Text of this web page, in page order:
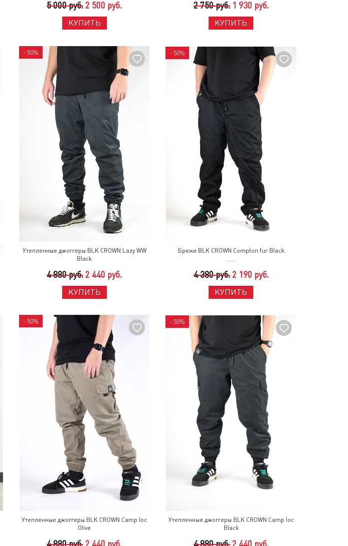
5 000 руб. 2 500 руб.
КУПИТЬ
2 750 руб. 1 930 руб.
КУПИТЬ
- 50%
Утепленные джоггеры BLK CROWN Lazy WW
Black
4 880 руб. 2 440 руб.
КУПИТЬ
- 50%
Брюки BLK CROWN Compton fur Black
4 380 руб. 2 190 руб.
КУПИТЬ
- 50%
Утепленные джоггеры BLK CROWN Camp loc
Olive
4 880 руб. 2 440 руб.
- 50%
Утепленные джоггеры BLK CROWN Camp loc
Black
4 880 руб. 2 440 руб.